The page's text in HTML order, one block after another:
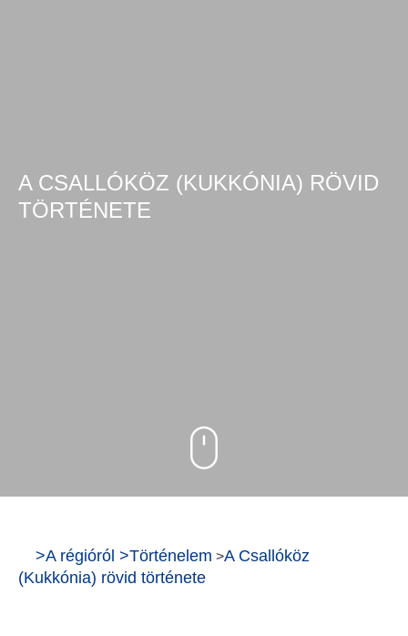
A CSALLÓKÖZ (KUKKÓNIA) RÖVID
TÖRTÉNETE
>A régióról >Történelem >A Csallóköz
(Kukkónia) rövid története